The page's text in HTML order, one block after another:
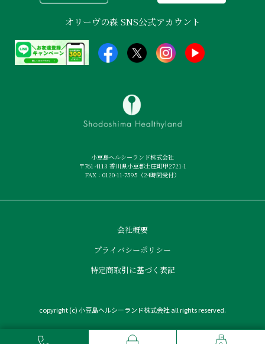
オリーヴの森 SNS公式アカウント
小豆島ヘルシーランド株式会社
〒761-4113 香川県小豆郡土庄町甲2721-1
FAX：0120-11-7595（24時間受付）
会社概要
プライバシーポリシー
特定商取引に基づく表記
copyright (c) 小豆島ヘルシーランド株式会社 all rights reserved.